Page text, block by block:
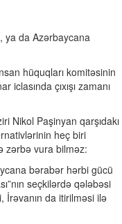
ya da Azərbaycana
hüquqları komitəsinin
çıxışı zamanı
Nikol Paşinyan qarşıdakı
heç biri
zərbə vura bilməz:
bərabər hərbi gücü
seçkilərdə qələbəsi
İrəvanın da itirilməsi ilə